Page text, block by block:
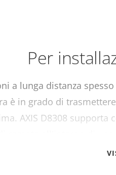
Per
a lunga distanza
è in grado di
AXIS D8308